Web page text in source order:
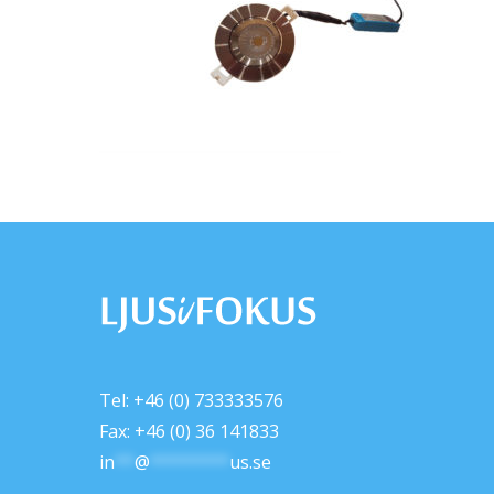
Tel: +46 (0) 733333576
Fax: +46 (0) 36 141833
in
@ us.se